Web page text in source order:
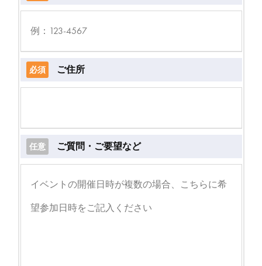
必須 ご住所
任意 ご質問・ご要望など